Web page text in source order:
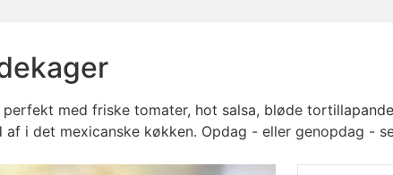
med friske tomater, hot salsa, bløde
i det mexicanske køkken. Opdag - eller genopdag -